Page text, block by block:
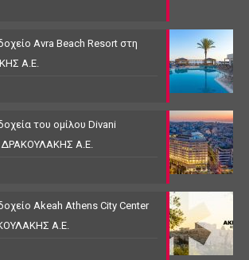
Avra Beach Resort στη
Α.Ε.
του ομίλου Divani
ΔΡΑΚΟΥΛΑΚΗΣ Α.Ε.
Akeah Athens City Center
Α.Ε.